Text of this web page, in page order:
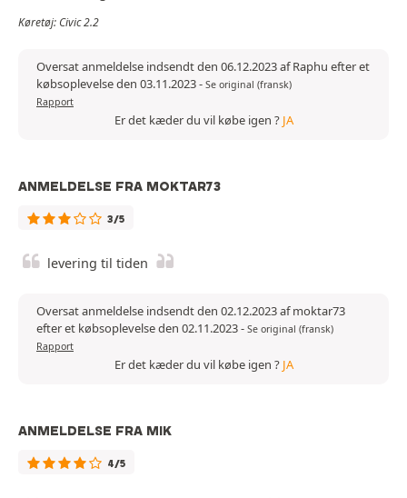
Køretøj: Civic 2.2
Oversat anmeldelse indsendt den 06.12.2023 af Raphu efter et
købsoplevelse den 03.11.2023- Se original (fransk)
Rapport
Er det kæder du vil købe igen ? JA
ANMELDELSE FRA MOKTAR73
3/5
levering til tiden
Oversat anmeldelse indsendt den 02.12.2023 af moktar73
efter et købsoplevelse den 02.11.2023- Se original (fransk)
Rapport
Er det kæder du vil købe igen ? JA
ANMELDELSE FRA MIK
4/5